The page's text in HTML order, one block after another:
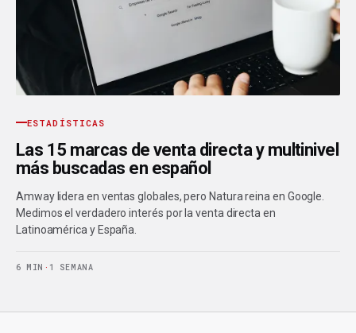
ESTADÍSTICAS
Las 15 marcas de venta directa y multinivel
más buscadas en español
Amway lidera en ventas globales, pero Natura reina en Google.
Medimos el verdadero interés por la venta directa en
Latinoamérica y España.
6 MIN · 1 SEMANA